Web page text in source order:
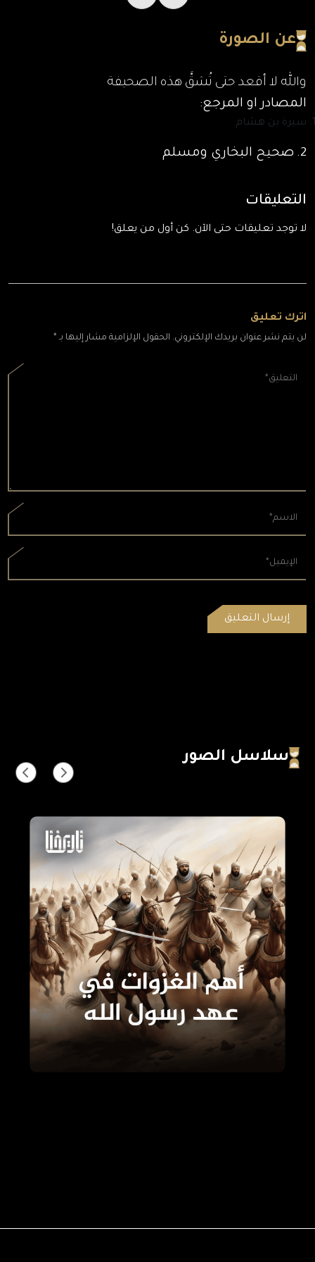
عن الصورة
والله لا أقعد حتى تُشقَّ هذه الصحيفة
المصادر او المرجع:
سيرة بن هشام
2. صحيح البخاري ومسلم
التعليقات
لا توجد تعليقات حتى الآن. كن أول من يعلق!
اترك تعليق
لن يتم نشر عنوان بريدك الإلكتروني. الحقول الإلزامية مشار إليها بـ *
سلاسل الصور